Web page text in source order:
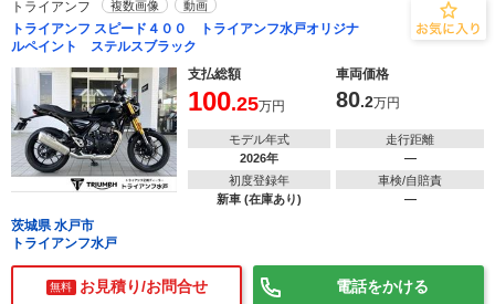
トライアンフ 複数画像 動画
トライアンフ スピード４００ トライアンフ水戸オリジナ
ルペイント ステルスブラック
支払総額
車両価格
100.25万円 80.2万円
モデル年式
2026年
走行距離
―
初度登録年
新車 (在庫あり)
車検/自賠責
―
茨城県 水戸市
トライアンフ水戸
無料 お見積り/お問合せ 電話をかける